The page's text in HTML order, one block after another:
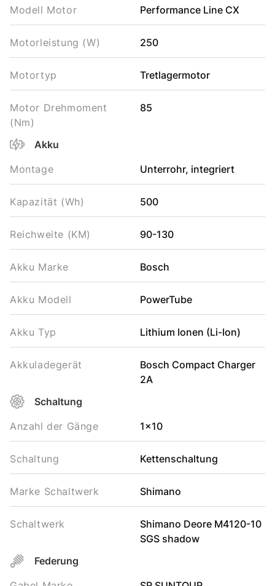
Modell Motor Performance Line CX
Motorleistung (W) 250
Motortyp Tretlagermotor
Motor Drehmoment
(Nm)
85
Akku
Montage
Unterrohr, integriert
Kapazität (Wh) 500
Reichweite (KM) 90-130
Akku Marke Bosch
Akku Modell PowerTube
Akku Typ Lithium Ionen (Li-Ion)
Akkuladegerät
Bosch Compact Charger
2A
Schaltung
Anzahl der Gänge
1x10
Schaltung Kettenschaltung
Marke Schaltwerk Shimano
Schaltwerk
Shimano Deore M4120-10
SGS shadow
Federung